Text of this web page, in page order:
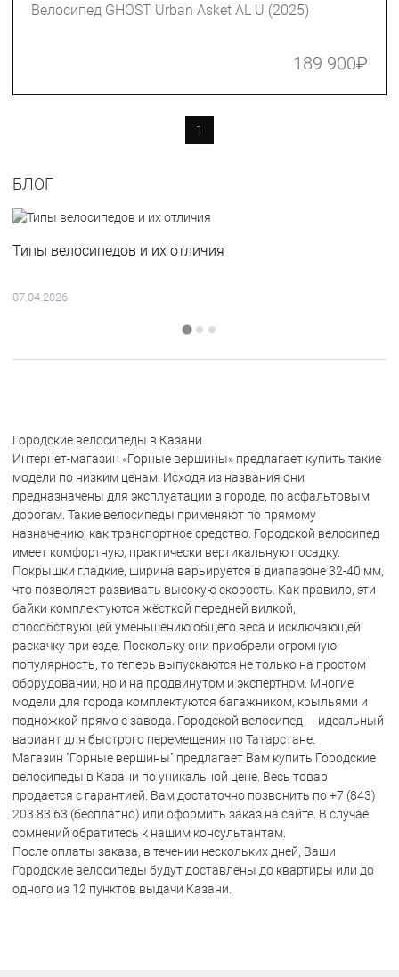
Велосипед GHOST Urban Asket AL U (2025)
189 900₽
1
БЛОГ
Типы велосипедов и их отличия
07.04.2026
Городские велосипеды в Казани
Интернет-магазин «Горные вершины» предлагает купить такие
модели по низким ценам. Исходя из названия они
предназначены для эксплуатации в городе, по асфальтовым
дорогам. Такие велосипеды применяют по прямому
назначению, как транспортное средство. Городской велосипед
имеет комфортную, практически вертикальную посадку.
Покрышки гладкие, ширина варьируется в диапазоне 32-40 мм,
что позволяет развивать высокую скорость. Как правило, эти
байки комплектуются жёсткой передней вилкой,
способствующей уменьшению общего веса и исключающей
раскачку при езде. Поскольку они приобрели огромную
популярность, то теперь выпускаются не только на простом
оборудовании, но и на продвинутом и экспертном. Многие
модели для города комплектуются багажником, крыльями и
подножкой прямо с завода. Городской велосипед — идеальный
вариант для быстрого перемещения по Татарстане.
Магазин "Горные вершины" предлагает Вам купить Городские
велосипеды в Казани по уникальной цене. Весь товар
продается с гарантией. Вам достаточно позвонить по +7 (843)
203 83 63 (бесплатно) или оформить заказ на сайте. В случае
сомнений обратитесь к нашим консультантам.
После оплаты заказа, в течении нескольких дней, Ваши
Городские велосипеды будут доставлены до квартиры или до
одного из 12 пунктов выдачи Казани.